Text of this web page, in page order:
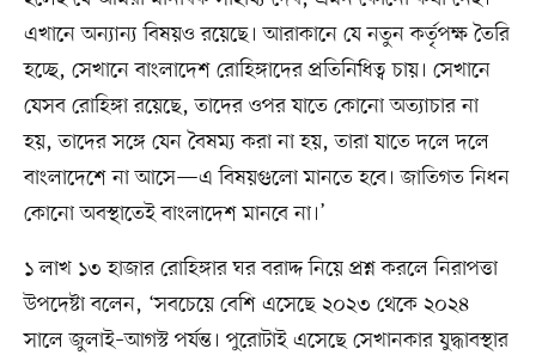
এখানে অন্যান্য বিষয়ও রয়েছে। আরাকানে যে নতুন কর্তৃপক্ষ তৈরি
হচ্ছে, সেখানে বাংলাদেশ রোহিঙ্গাদের প্রতিনিধিত্ব চায়। সেখানে
যেসব রোহিঙ্গা রয়েছে, তাদের ওপর যাতে কোনো অত্যাচার না
হয়, তাদের সঙ্গে যেন বৈষম্য করা না হয়, তারা যাতে দলে দলে
বাংলাদেশে না আসে—এ বিষয়গুলো মানতে হবে। জাতিগত নিধন
কোনো অবস্থাতেই বাংলাদেশ মানবে না।’
১ লাখ ১৩ হাজার রোহিঙ্গার ঘর বরাদ্দ নিয়ে প্রশ্ন করলে নিরাপত্তা
উপদেষ্টা বলেন, ‘সবচেয়ে বেশি এসেছে ২০২৩ থেকে ২০২৪
সালে জুলাই–আগস্ট পর্যন্ত। পুরোটাই এসেছে সেখানকার যুদ্ধাবস্থার